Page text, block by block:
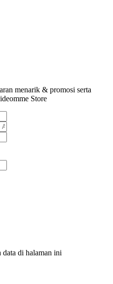
menarik & promosi serta
Store
data di halaman ini